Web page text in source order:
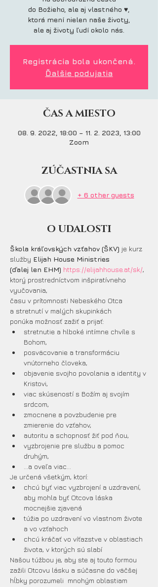
do Božieho, ale aj vlastného ♥,
ktorá mení nielen naše životy,
ale aj životy ľudí okolo nás.
Registrácia bola ukončená.
Ďalšie podujatia
ČAS A MIESTO
08. 9. 2022, 18:00 – 11. 2. 2023, 13:00
Zoom
ZÚČASTNIA SA
+ 6 other guests
O UDALOSTI
Škola kráľovských vzťahov (ŠKV) je kurz
služby Elijah House Ministries
(ďalej len EHM) https://elijahhouse.at/sk/,
ktorý prostredníctvom inšpiratívneho
vyučovania,
času v prítomnosti Nebeského Otca
a stretnutí v malých skupinkách
ponúka možnosť zažiť a prijať:
stretnutie a hlboké intímne chvíle s
Bohom,
posväcovanie a transformáciu
vnútorneho človeka,
objavenie svojho povolania a identity v
Kristovi,
viac skúseností s Božím aj svojím
srdcom,
zmocnene a povzbudenie pre
zmierenie do vzťahov,
autoritu a schopnosť žiť pod ňou,
vyzbrojenie pre službu a pomoc
druhým,
…a oveľa viac...
Je určená všetkým, ktorí:
chcú byť viac vyzbrojení a uzdravení,
aby mohla byť Otcova láska
mocnejšie zjavená
túžia po uzdravení vo vlastnom živote
a vo vzťahoch
chcú kráčať vo víťazstve v oblastiach
života, v ktorých sú slabí
Našou túžbou je, aby ste aj touto formou
zažili Otcovu lásku a súčasne do väčšej
hĺbky porozumeli  mnohým oblastiam